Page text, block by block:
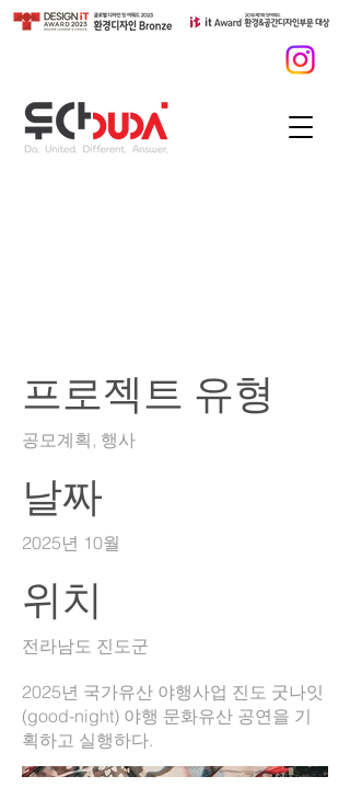
프로젝트 유형
공모계획, 행사
날짜
2025년 10월
위치
전라남도 진도군
2025년 국가유산 야행사업 진도 굿나잇
(good-night) 야행 문화유산 공연을 기
획하고 실행하다.